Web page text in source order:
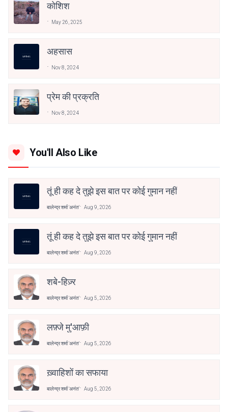
कोशिश
May 26, 2025
अहसास
Nov 8, 2024
प्रेम की प्रक्रति
Nov 8, 2024
You'll Also Like
तूं ही कह दे तुझे इस बात पर कोई गुमान नहीं
बालेन्द्र शर्मा 'अनंत' Aug 9, 2026
तूं ही कह दे तुझे इस बात पर कोई गुमान नहीं
बालेन्द्र शर्मा 'अनंत' Aug 9, 2026
शबे-हिज़्र
बालेन्द्र शर्मा 'अनंत' Aug 5, 2026
लफ़्जे मु'आफ़ी
बालेन्द्र शर्मा 'अनंत' Aug 5, 2026
ख़्वाहिशों का सफाया
बालेन्द्र शर्मा 'अनंत' Aug 5, 2026